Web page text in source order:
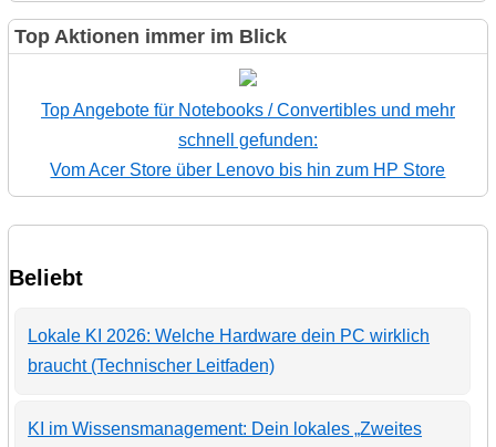
Top Aktionen immer im Blick
Top Angebote für Notebooks / Convertibles und mehr
schnell gefunden:
Vom Acer Store über Lenovo bis hin zum HP Store
Beliebt
Lokale KI 2026: Welche Hardware dein PC wirklich
braucht (Technischer Leitfaden)
KI im Wissensmanagement: Dein lokales „Zweites